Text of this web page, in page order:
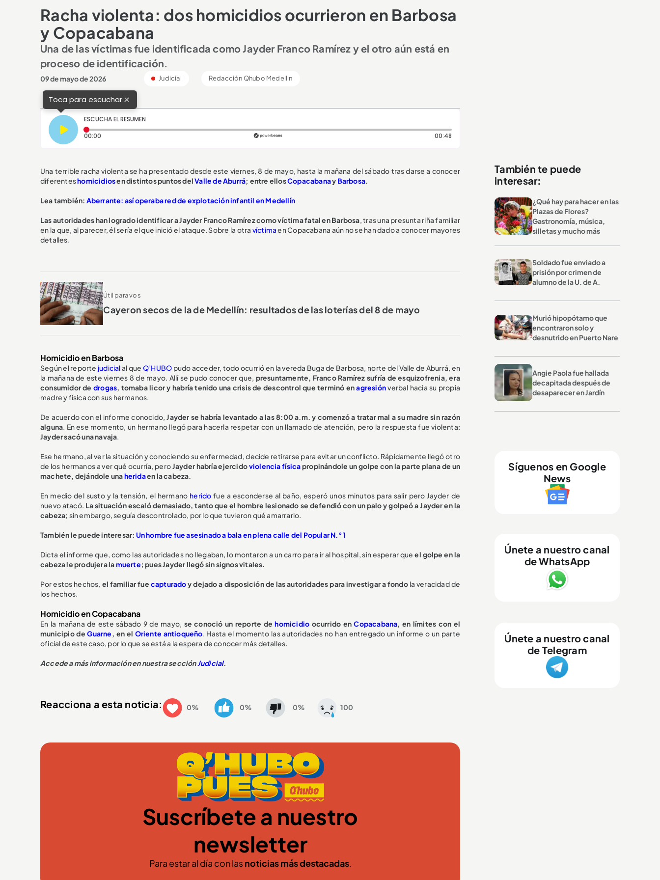
Racha violenta: dos homicidios ocurrieron en Barbosa
y Copacabana
Una de las víctimas fue identificada como Jayder Franco Ramírez y el otro aún está en
proceso de identificación.
09 de mayo de 2026 Judicial Redacción Qhubo Medellin
Toca para escuchar×
ESCUCHA EL RESUMEN
00:00
00:48Duración: 48 segundos
Una terrible racha violenta se ha presentado desde este viernes, 8 de mayo, hasta la mañana del sábado tras darse a conocer
diferenteshomicidiosen distintos puntos delValle de Aburrá; entre ellosCopacabanay Barbosa.
Lea también: Aberrante: así operaba red de explotación infantil en Medellín
Las autoridades han logrado identificar a Jayder Franco Ramírez como víctima fatal en Barbosa, tras una presunta riña familiar
en la que, al parecer, él sería el que inició el ataque. Sobre la otra víctimaen Copacabana aún no se han dado a conocer mayores
detalles.
Útil para vos
Cayeron secos de la de Medellín: resultados de las loterías del 8 de mayo
Homicidio en Barbosa
Según el reporte judicialal que Q’HUBO pudo acceder, todo ocurrió en la vereda Buga de Barbosa, norte del Valle de Aburrá, en
la mañana de este viernes 8 de mayo. Allí se pudo conocer que, presuntamente, Franco Ramírez sufría de esquizofrenia, era
consumidor de drogas, tomaba licor y habría tenido una crisis de descontrol que terminó enagresiónverbal hacia su propia
madre y física con sus hermanos.
De acuerdo con el informe conocido,Jayder se habría levantado a las 8:00 a.m. y comenzó a tratar mal a su madre sin razón
alguna. En ese momento, un hermano llegó para hacerla respetar con un llamado de atención, pero la respuesta fue violenta:
Jayder sacó una navaja.
Ese hermano, al ver la situación y conociendo su enfermedad, decide retirarse para evitar un conflicto. Rápidamente llegó otro
de los hermanos a ver qué ocurría, peroJayder habría ejercidoviolencia físicapropinándole un golpe con la parte plana de un
machete, dejándole unaheridaen la cabeza.
En medio del susto y la tensión, el hermano herido fue a esconderse al baño, esperó unos minutos para salir pero Jayder de
nuevo atacó. La situación escaló demasiado, tanto que el hombre lesionado se defendió con un palo y golpeó a Jayder en la
cabeza; sin embargo, seguía descontrolado, por lo que tuvieron qué amarrarlo.
También le puede interesar: Un hombre fue asesinado a bala en plena calle del Popular N.° 1
Dicta el informe que, como las autoridades no llegaban, lo montaron a un carro para ir al hospital, sin esperar queel golpe en la
cabeza le produjera lamuerte; pues Jayder llegó sin signos vitales.
Por estos hechos, el familiar fue capturadoy dejado a disposición de las autoridades para investigar a fondola veracidad de
los hechos.
Homicidio en Copacabana
En la mañana de este sábado 9 de mayo, se conoció un reporte dehomicidio ocurrido enCopacabana, en límites con el
municipio deGuarne, en el Oriente antioqueño. Hasta el momento las autoridades no han entregado un informe o un parte
oficial de este caso, por lo que se está a la espera de conocer más detalles.
Accede a más información en nuestra secciónJudicial.
Reacciona a esta noticia: 0% 0% 0% 100
Suscríbete a nuestro
newsletter
Para estar al día con lasnoticias más destacadas.
También te puede
interesar:
¿Qué hay para hacer en las
Plazas de Flores?
Gastronomía, música,
silletas y mucho más
Soldado fue enviado a
prisión por crimen de
alumno de la U. de A.
Murió hipopótamo que
encontraron solo y
desnutrido en Puerto Nare
Angie Paola fue hallada
decapitada después de
desaparecer en Jardín
Síguenos en Google
News
Únete a nuestro canal
de WhatsApp
Únete a nuestro canal
de Telegram